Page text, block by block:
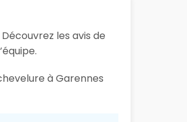
les avis de
à Garennes